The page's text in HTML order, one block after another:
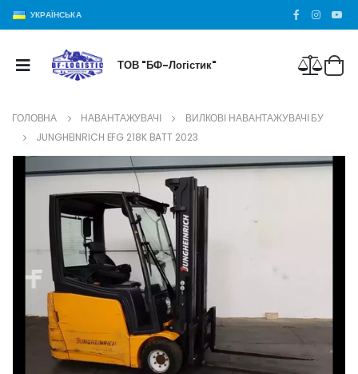
УКРАЇНСЬКА
ТОВ "БФ-Логістик"
ГОЛОВНА НАВАНТАЖУВАЧІ
ВИЛКОВІ НАВАНТАЖУВАЧІ БУ
JUNGHEINRICH EFG 218K BATT 2023